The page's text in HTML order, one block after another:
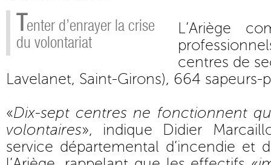
Tenter d’enrayer la crise
du volontariat
L’Ariège
centres de
Lavelanet, Saint-Girons), 664
«Dix-sept centres ne fonctionnent
volontaires», indique Didier
service départemental d’incendie et